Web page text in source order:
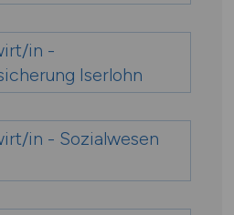
in -
Iserlohn
in - Sozialwesen